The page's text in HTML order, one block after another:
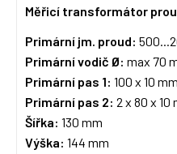
Měřicí transformátor
Primární jm. proud:
Primární vodič Ø: max 70
Primární pas 1: 100 x 10 mm
Primární pas 2: 2 x 80 x 10
Šířka: 130 mm
Výška: 144 mm